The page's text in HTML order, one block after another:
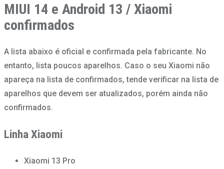
MIUI 14 e Android 13 / Xiaomi
confirmados
A lista abaixo é oficial e confirmada pela fabricante. No
entanto, lista poucos aparelhos. Caso o seu Xiaomi não
apareça na lista de confirmados, tende verificar na lista de
aparelhos que devem ser atualizados, porém ainda não
confirmados.
Linha Xiaomi
Xiaomi 13 Pro